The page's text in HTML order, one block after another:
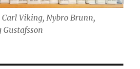
Carl Viking, Nybro Brunn,
Gustafsson